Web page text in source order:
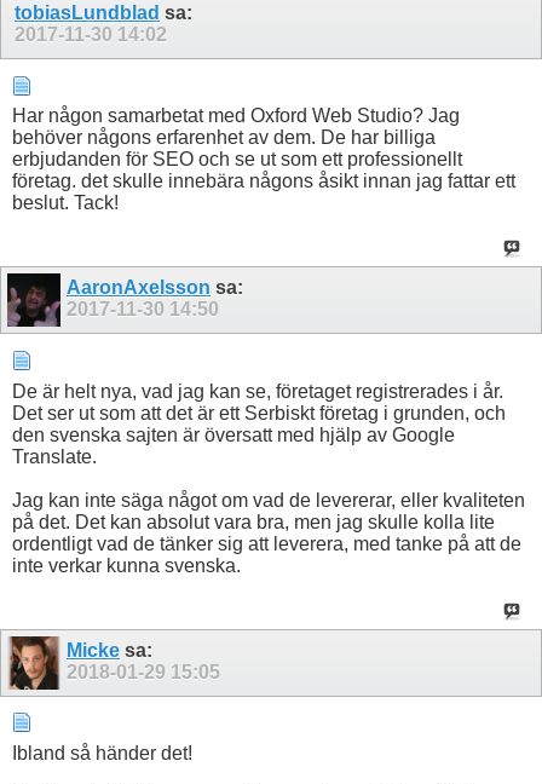
tobiasLundblad sa:
2017-11-30 14:02
Har någon samarbetat med Oxford Web Studio? Jag
behöver någons erfarenhet av dem. De har billiga
erbjudanden för SEO och se ut som ett professionellt
företag. det skulle innebära någons åsikt innan jag fattar ett
beslut. Tack!
AaronAxelsson sa:
2017-11-30 14:50
De är helt nya, vad jag kan se, företaget registrerades i år.
Det ser ut som att det är ett Serbiskt företag i grunden, och
den svenska sajten är översatt med hjälp av Google
Translate.
Jag kan inte säga något om vad de levererar, eller kvaliteten
på det. Det kan absolut vara bra, men jag skulle kolla lite
ordentligt vad de tänker sig att leverera, med tanke på att de
inte verkar kunna svenska.
Micke sa:
2018-01-29 15:05
Ibland så händer det!